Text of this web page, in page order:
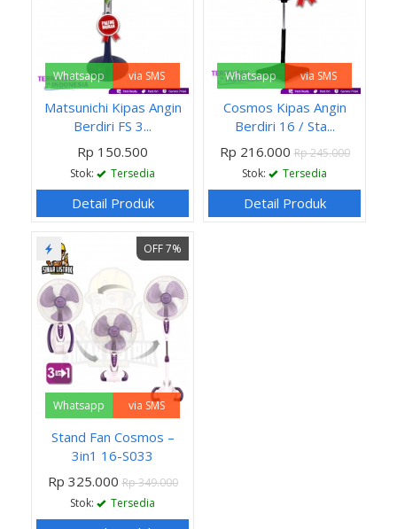
Whatsapp via SMS
Matsunichi Kipas Angin
Berdiri FS 3...
Rp 150.500
Stok: Tersedia
Detail Produk
Whatsapp via SMS
Cosmos Kipas Angin
Berdiri 16 / Sta...
Rp 216.000Rp 245.000
Stok:
Tersedia
Detail Produk
OFF 7%
Whatsapp via SMS
Stand Fan Cosmos –
3in1 16-S033
Rp 325.000Rp 349.000
Stok:
Tersedia